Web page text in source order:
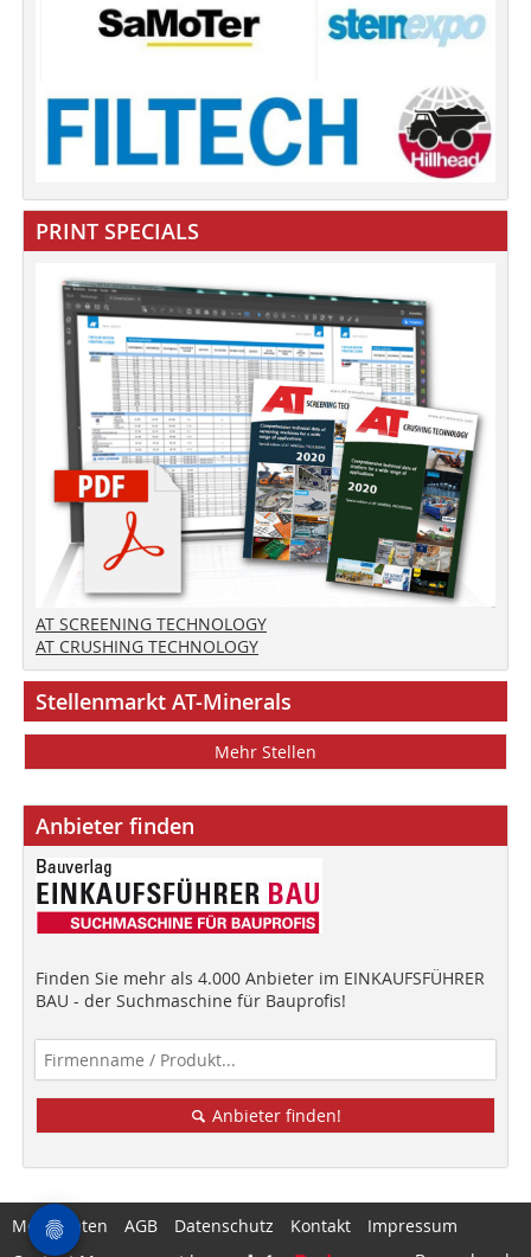
PRINT SPECIALS
AT SCREENING TECHNOLOGY
AT CRUSHING TECHNOLOGY
Stellenmarkt AT-Minerals
Mehr Stellen
Anbieter finden
Finden Sie mehr als 4.000 Anbieter im EINKAUFSFÜHRER
BAU - der Suchmaschine für Bauprofis!
Anbieter finden!
Mediadaten AGB Datenschutz Kontakt
Impressum